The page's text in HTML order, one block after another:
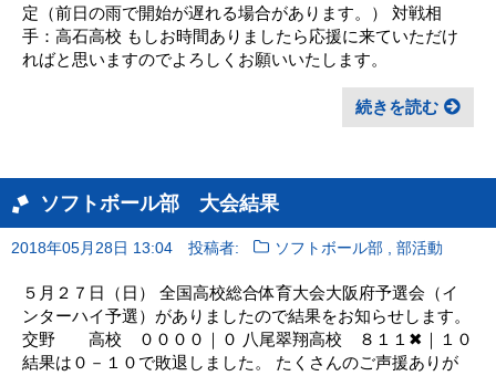
定（前日の雨で開始が遅れる場合があります。） 対戦相
手：高石高校 もしお時間ありましたら応援に来ていただけ
ればと思いますのでよろしくお願いいたします。
続きを読む
ソフトボール部 大会結果
2018年05月28日 13:04 投稿者: ソフトボール部 ,部活動
５月２７日（日） 全国高校総合体育大会大阪府予選会（イ
ンターハイ予選）がありましたので結果をお知らせします。
交野 高校 ００００｜０ 八尾翠翔高校 ８１１✖｜１０
結果は０－１０で敗退しました。 たくさんのご声援ありが